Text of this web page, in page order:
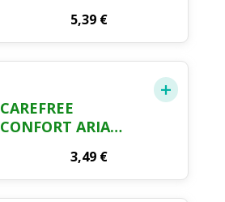
5,39 €
CAREFREE
CONFORT ARIA
3,49 €